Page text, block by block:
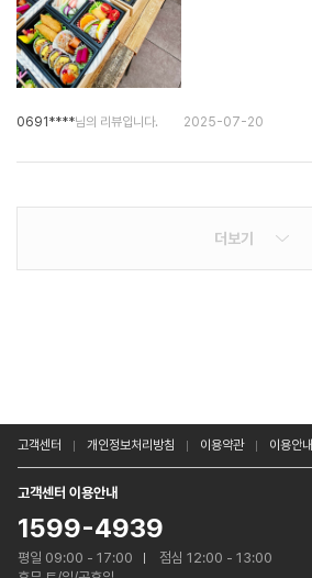
0691****님의 리뷰입니다. 2025-07-20
더보기
고객센터 개인정보처리방침 이용약관 이용안내
고객센터 이용안내
1599-4939
평일 09:00 - 17:00
점심 12:00 - 13:00